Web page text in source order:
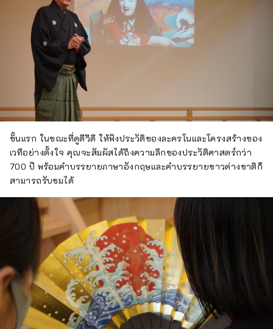
ขั้นแรก ในขณะที่ดูดีวีดี ให้ฟังประวัติของละครโนและโครงสร้างของ
เวทีอย่างตั้งใจ คุณจะสัมผัสได้ถึงความลึกของประวัติศาสตร์กว่า
700 ปี พร้อมคำบรรยายภาษาอังกฤษและคำบรรยายชาวต่างชาติก็
สามารถรับชมได้